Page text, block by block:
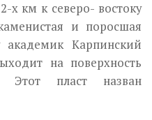
х км к северо- востоку
и поросшая
Карпинский
на поверхность
Этот пласт назван